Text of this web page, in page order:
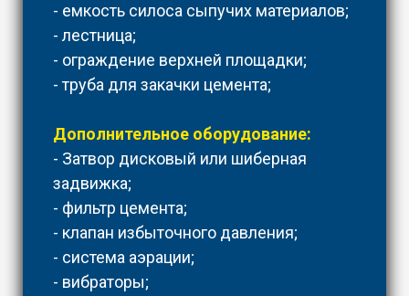
- емкость силоса сыпучих материалов;
- лестница;
- ограждение верхней площадки;
- труба для закачки цемента;
Дополнительное оборудование:
- Затвор дисковый или шиберная
задвижка;
- фильтр цемента;
- клапан избыточного давления;
- система аэрации;
- вибраторы;